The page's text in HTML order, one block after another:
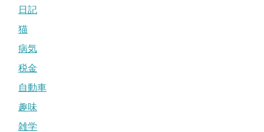
日記
猫
病気
税金
自動車
趣味
雑学